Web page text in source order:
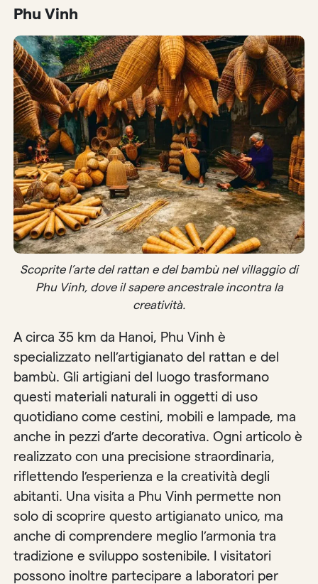
Phu Vinh
Scoprite l’arte del rattan e del bambù nel villaggio di
Phu Vinh, dove il sapere ancestrale incontra la
creatività.
A circa 35 km da Hanoi, Phu Vinh è
specializzato nell’artigianato del rattan e del
bambù. Gli artigiani del luogo trasformano
questi materiali naturali in oggetti di uso
quotidiano come cestini, mobili e lampade, ma
anche in pezzi d’arte decorativa. Ogni articolo è
realizzato con una precisione straordinaria,
riflettendo l’esperienza e la creatività degli
abitanti. Una visita a Phu Vinh permette non
solo di scoprire questo artigianato unico, ma
anche di comprendere meglio l’armonia tra
tradizione e sviluppo sostenibile. I visitatori
possono inoltre partecipare a laboratori per